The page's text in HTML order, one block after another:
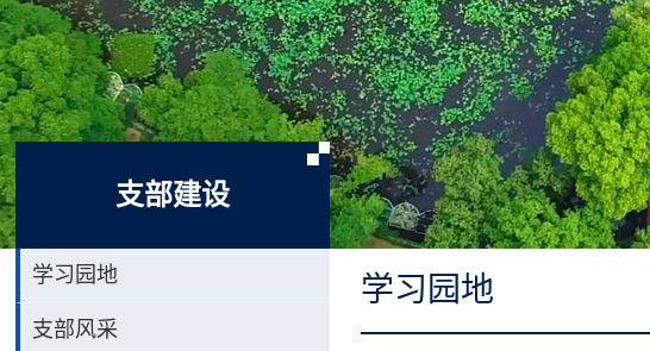
支部建设
学习园地
支部风采
学习园地